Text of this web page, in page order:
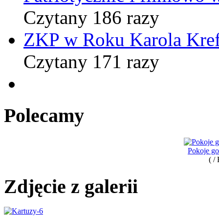
Czytany 186 razy
ZKP w Roku Karola
Czytany 171 razy
Polecamy
Pokoje
( /
Zdjęcie z galerii